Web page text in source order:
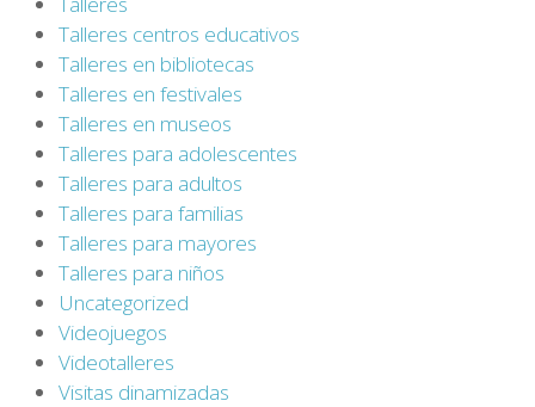
Talleres centros educativos
Talleres en bibliotecas
Talleres en festivales
Talleres en museos
Talleres para adolescentes
Talleres para adultos
Talleres para familias
Talleres para mayores
Talleres para niños
Uncategorized
Videojuegos
Videotalleres
Visitas dinamizadas